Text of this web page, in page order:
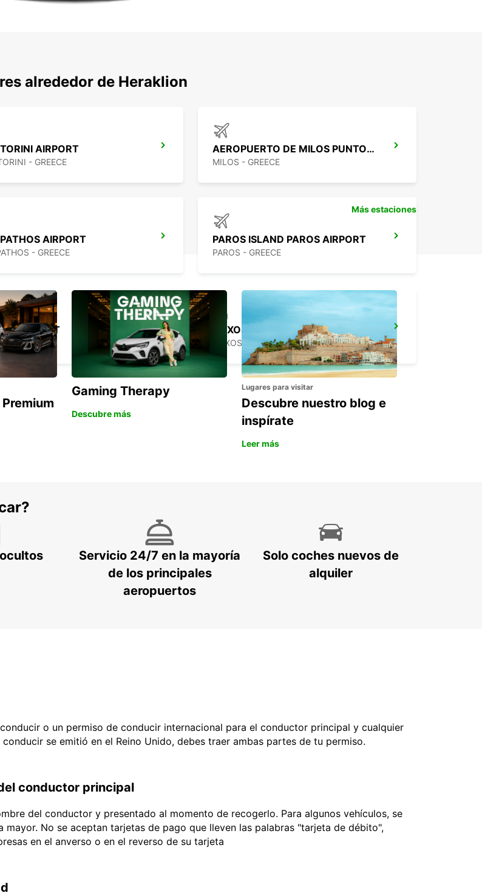
alrededor de Heraklion
AIRPORT
- GREECE
AEROPUERTO DE MILOS PUNTO DE ENCUENTRO
MILOS - GREECE
AIRPORT
- GREECE
PAROS ISLAND PAROS AIRPORT
PAROS - GREECE
AIRPORT
- GREECE
NAXOS CITY
NAXOS - GREECE
Más estaciones
Gaming Therapy
Descubre más
Lugares para visitar
Descubre nuestro blog e
inspírate
Leer más
Servicio 24/7 en la mayoría
de los principales
aeropuertos
Solo coches nuevos de
alquiler
o un permiso de conducir internacional para el conductor principal y cualquier
se emitió en el Reino Unido, debes traer ambas partes de tu permiso.
conductor principal
del conductor y presentado al momento de recogerlo. Para algunos vehículos, se
No se aceptan tarjetas de pago que lleven las palabras "tarjeta de débito",
en el anverso o en el reverso de su tarjeta